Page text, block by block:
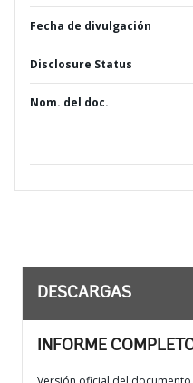
Fecha de divulgación
Disclosure Status
Nom. del doc.
DESCARGAS
INFORME